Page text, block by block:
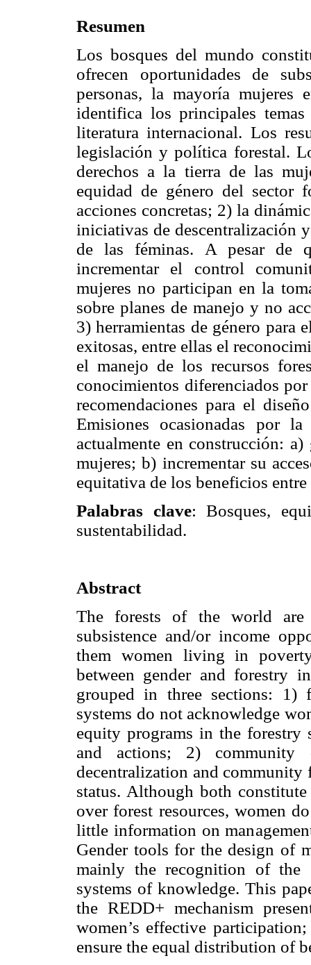
Resumen
Los bosques del mundo
ofrecen oportunidades de
personas, la mayoría mujeres
identifica los principales
literatura internacional. Los
legislación y política forestal.
derechos a la tierra de las
equidad de género del sector
acciones concretas; 2) la
iniciativas de descentralización
de las féminas. A pesar de
incrementar el control
mujeres no participan en la
sobre planes de manejo y no
3) herramientas de género para
exitosas, entre ellas el
el manejo de los recursos
conocimientos diferenciados
recomendaciones para el
Emisiones ocasionadas por
actualmente en construcción:
mujeres; b) incrementar su
equitativa de los beneficios
Palabras clave: Bosques,
sustentabilidad.
Abstract
The forests of the world are
subsistence and/or income
them women living in
between gender and forestry
grouped in three sections: 1)
systems do not acknowledge
equity programs in the forestry
and actions; 2) community
decentralization and community
status. Although both
over forest resources, women
little information on
Gender tools for the design of
mainly the recognition of the
systems of knowledge. This
the REDD+ mechanism
women’s effective
ensure the equal distribution of